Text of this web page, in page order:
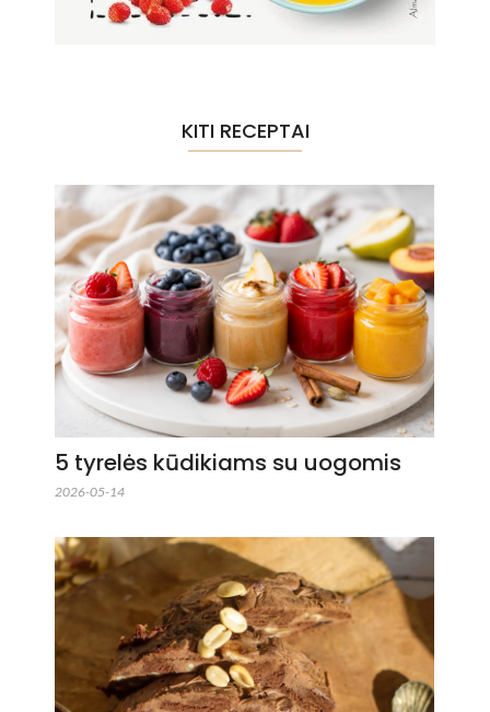
KITI RECEPTAI
5 tyrelės kūdikiams su uogomis
2026-05-14